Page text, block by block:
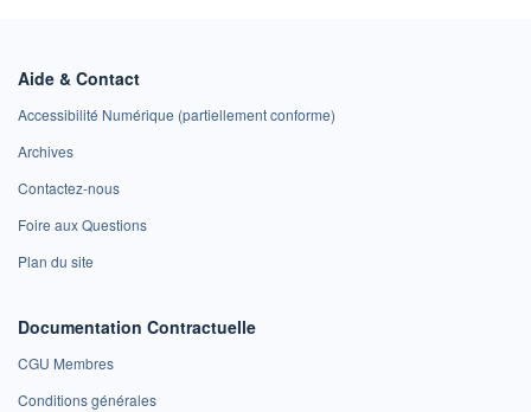
Aide & Contact
Accessibilité Numérique (partiellement conforme)
Archives
Contactez-nous
Foire aux Questions
Plan du site
Documentation Contractuelle
CGU Membres
Conditions générales